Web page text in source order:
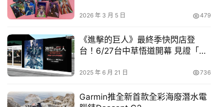
買
車
幫
忙
跨
界
玩
2026 年 3 月 5 日 479
《進擊的巨人》最終季快閃店登
台！6/27台中草悟道開幕 見證「道
2025 年 6 月 21 日 736
Garmin推全新首款全彩海廢潛水電